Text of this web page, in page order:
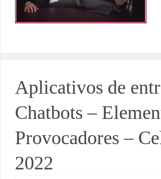
Aplicativos de
Chatbots –
Provocadores –
2022